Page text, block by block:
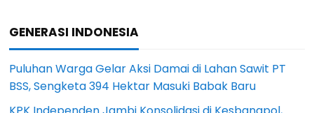
GENERASI INDONESIA
Puluhan Warga Gelar Aksi Damai di Lahan Sawit PT
BSS, Sengketa 394 Hektar Masuki Babak Baru